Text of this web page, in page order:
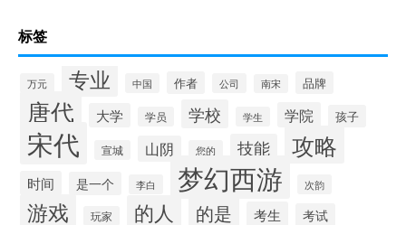
标签
万元 专业 中国 作者 公司 南宋 品牌
唐代 大学 学员 学校 学生 学院 孩子
宋代 宣城 山阴 您的 技能 攻略
时间 是一个 李白 梦幻西游 次韵
游戏 玩家 的人 的是 考生 考试